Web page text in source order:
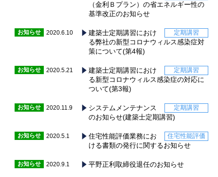
（金利Ｂプラン）の省エネルギー性の
基準改正のお知らせ
お知らせ 2020.6.10 定期講習
建築士定期講習におけ
る弊社の新型コロナウィルス感染症対
策について(第4報)
お知らせ 2020.5.21 定期講習
建築士定期講習におけ
る新型コロナウィルス感染症の対応に
ついて(第3報)
お知らせ 2020.11.9 定期講習
システムメンテナンス
のお知らせ(建築士定期講習)
お知らせ 2020.5.1 住宅性能評価
住宅性能評価業務にお
ける書類の発行に関するお知らせ
お知らせ 2020.9.1 平野正利取締役退任のお知らせ